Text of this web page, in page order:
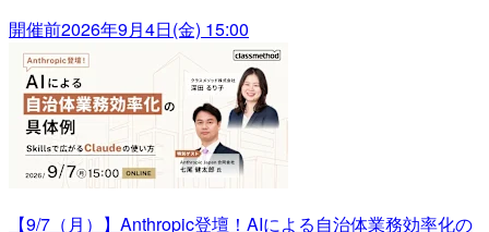
開催前2026年9月4日(金) 15:00
【9/7（月）】Anthropic登壇！AIによる自治体業務効率化の